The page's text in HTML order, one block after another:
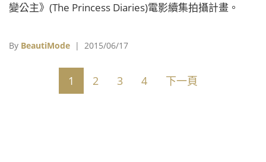
變公主》(The Princess Diaries)電影續集拍攝計畫。
By BeautiMode | 2015/06/17
1 2 3 4 下一頁